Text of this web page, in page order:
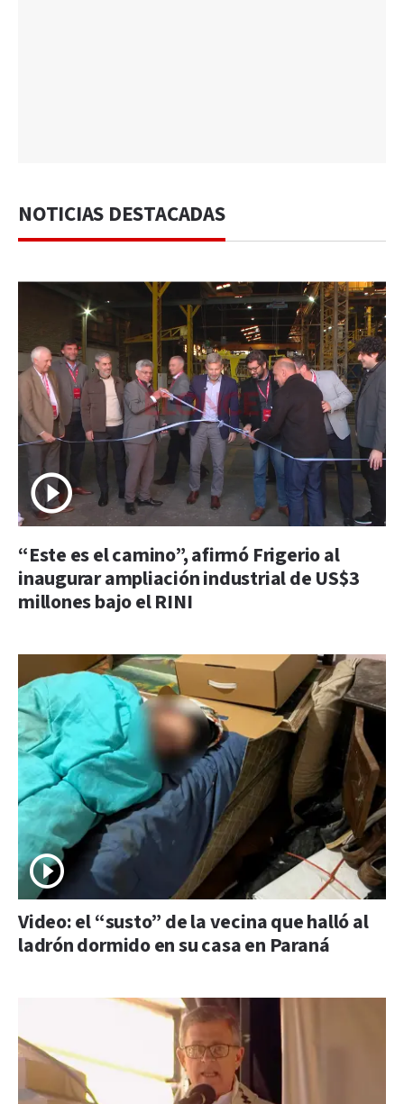
NOTICIAS DESTACADAS
“Este es el camino”, afirmó Frigerio al
inaugurar ampliación industrial de US$3
millones bajo el RINI
Video: el “susto” de la vecina que halló al
ladrón dormido en su casa en Paraná